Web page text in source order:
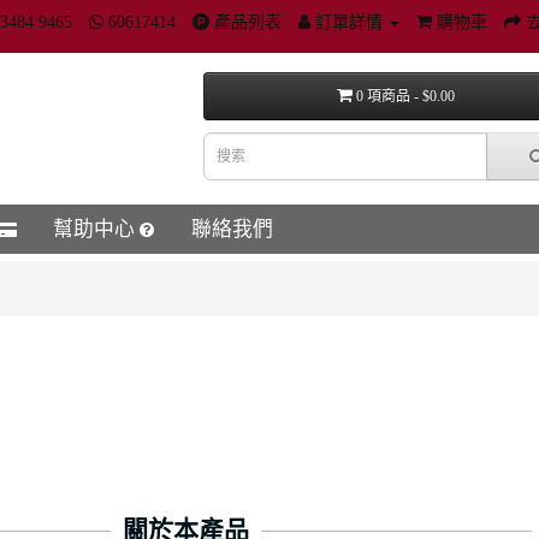
3484 9465 60617414 產品列表 訂單詳情 購物車
0 項商品 - $0.00
幫助中心 聯絡我們
關於本產品